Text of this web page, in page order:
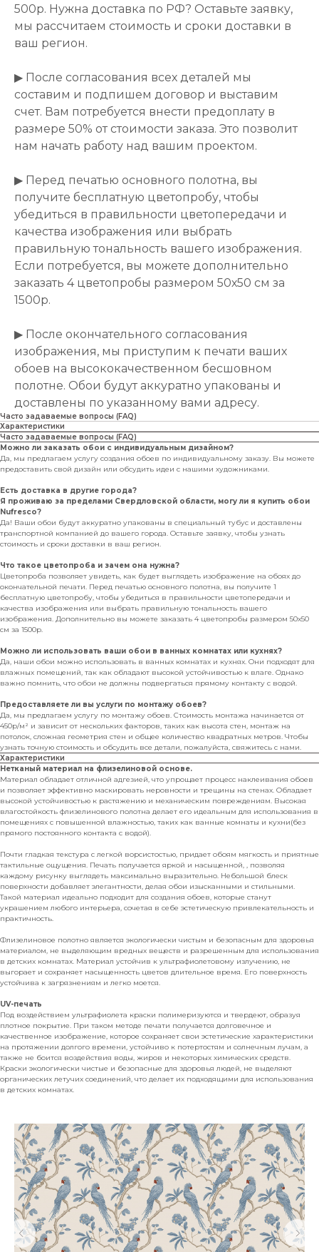
500р. Нужна доставка по РФ? Оставьте заявку,
мы рассчитаем стоимость и сроки доставки в
ваш регион.
▶ После согласования всех деталей мы
составим и подпишем договор и выставим
счет. Вам потребуется внести предоплату в
размере 50% от стоимости заказа. Это позволит
нам начать работу над вашим проектом.
▶ Перед печатью основного полотна, вы
получите бесплатную цветопробу, чтобы
убедиться в правильности цветопередачи и
качества изображения или выбрать
правильную тональность вашего изображения.
Если потребуется, вы можете дополнительно
заказать 4 цветопробы размером 50х50 см за
1500р.
▶ После окончательного согласования
изображения, мы приступим к печати ваших
обоев на высококачественном бесшовном
полотне. Обои будут аккуратно упакованы и
доставлены по указанному вами адресу.
Часто задаваемые вопросы (FAQ)
Характеристики
Часто задаваемые вопросы (FAQ)
Можно ли заказать обои с индивидуальным дизайном?
Да, мы предлагаем услугу создания обоев по индивидуальному заказу. Вы можете
предоставить свой дизайн или обсудить идеи с нашими художниками.
Есть доставка в другие города?
Я проживаю за пределами Свердловской области, могу ли я купить обои
Nufresco?
Да! Ваши обои будут аккуратно упакованы в специальный тубус и доставлены
транспортной компанией до вашего города. Оставьте заявку, чтобы узнать
стоимость и сроки доставки в ваш регион.
Что такое цветопроба и зачем она нужна?
Цветопроба позволяет увидеть, как будет выглядеть изображение на обоях до
окончательной печати. Перед печатью основного полотна, вы получите 1
бесплатную цветопробу, чтобы убедиться в правильности цветопередачи и
качества изображения или выбрать правильную тональность вашего
изображения. Дополнительно вы можете заказать 4 цветопробы размером 50х50
см за 1500р.
Можно ли использовать ваши обои в ванных комнатах или кухнях?
Да, наши обои можно использовать в ванных комнатах и кухнях. Они подходят для
влажных помещений, так как обладают высокой устойчивостью к влаге. Однако
важно помнить, что обои не должны подвергаться прямому контакту с водой.
Предоставляете ли вы услуги по монтажу обоев?
Да, мы предлагаем услугу по монтажу обоев. Стоимость монтажа начинается от
450р/м² и зависит от нескольких факторов, таких как высота стен, монтаж на
потолок, сложная геометрия стен и общее количество квадратных метров. Чтобы
узнать точную стоимость и обсудить все детали, пожалуйста, свяжитесь с нами.
Характеристики
Нетканый материал на флизелиновой основе.
Материал обладает отличной адгезией, что упрощает процесс наклеивания обоев
и позволяет эффективно маскировать неровности и трещины на стенах. Обладает
высокой устойчивостью к растяжению и механическим повреждениям. Высокая
влагостойкость флизелинового полотна делает его идеальным для использования в
помещениях с повышенной влажностью, таких как ванные комнаты и кухни(без
прямого постоянного контакта с водой).
Почти гладкая текстура с легкой ворсистостью, придает обоям мягкость и приятные
тактильные ощущения. Печать получается яркой и насыщенной, , позволяя
каждому рисунку выглядеть максимально выразительно. Небольшой блеск
поверхности добавляет элегантности, делая обои изысканными и стильными.
Такой материал идеально подходит для создания обоев, которые станут
украшением любого интерьера, сочетая в себе эстетическую привлекательность и
практичность.
Флизелиновое полотно является экологически чистым и безопасным для здоровья
материалом, не выделяющим вредных веществ и разрешенным для использования
в детских комнатах. Материал устойчив к ультрафиолетовому излучению, не
выгорает и сохраняет насыщенность цветов длительное время. Его поверхность
устойчива к загрязнениям и легко моется.
UV-печать
Под воздействием ультрафиолета краски полимеризуются и твердеют, образуя
плотное покрытие. При таком методе печати получается долговечное и
качественное изображение, которое сохраняет свои эстетические характеристики
на протяжении долгого времени, устойчиво к потертостям и солнечным лучам, а
также не боится воздействия воды, жиров и некоторых химических средств.
Краски экологически чистые и безопасные для здоровья людей, не выделяют
органических летучих соединений, что делает их подходящими для использования
в детских комнатах.